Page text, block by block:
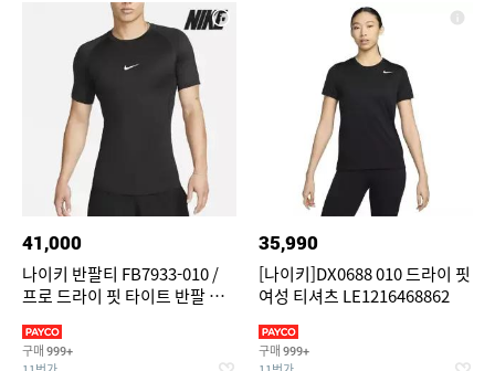
41,000
나이키 반팔티 FB7933-010 /
프로 드라이 핏 타이트 반팔 피
구매 999+
35,990
[나이키]DX0688 010 드라이 핏
여성 티셔츠 LE1216468862
구매 999+